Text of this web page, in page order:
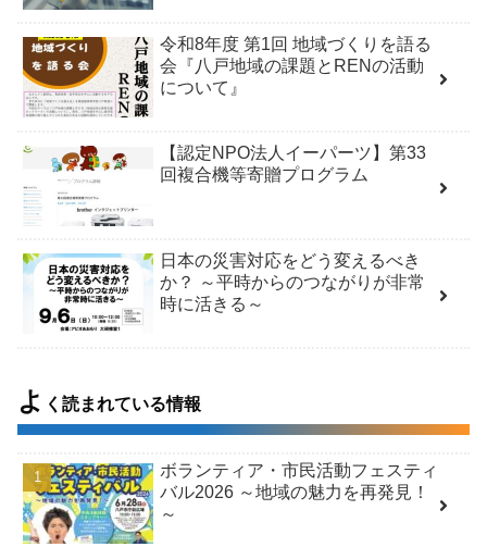
令和8年度 第1回 地域づくりを語る
会『八戸地域の課題とRENの活動
について』
【認定NPO法人イーパーツ】第33
回複合機等寄贈プログラム
日本の災害対応をどう変えるべき
か？ ～平時からのつながりが非常
時に活きる～
よ く読まれている情報
ボランティア・市民活動フェスティ
バル2026 ～地域の魅力を再発見！
～